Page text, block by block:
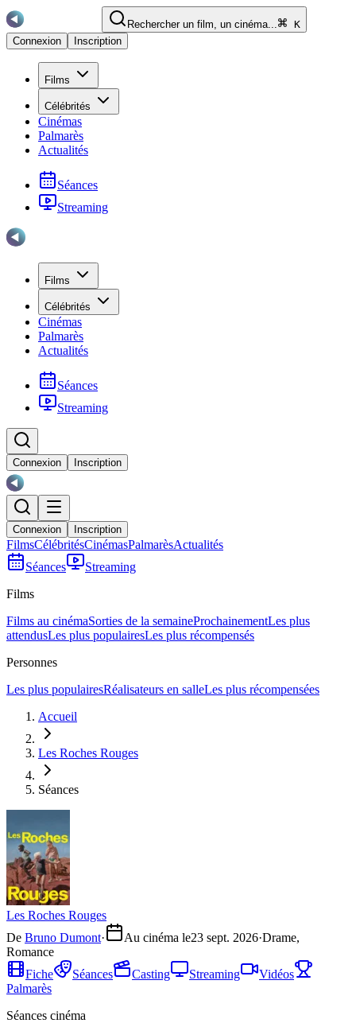
Rechercher un film, un cinéma...
K
Connexion
Inscription
Films
Célébrités
Cinémas
Palmarès
Actualités
Séances
Streaming
Films
Célébrités
Cinémas
Palmarès
Actualités
Séances
Streaming
Connexion Inscription
Connexion Inscription
FilmsCélébritésCinémasPalmarèsActualités
Séances
Streaming
Films
Films au cinémaSorties de la semaineProchainementLes plus
attendusLes plus populairesLes plus récompensés
Personnes
Les plus populairesRéalisateurs en salleLes plus récompensées
Accueil
Les Roches Rouges
Séances
Les Roches Rouges
De Bruno Dumont· Au cinéma le23 sept. 2026·Drame,
Romance
Fiche
Séances Casting Streaming
Vidéos
Palmarès
Séances cinéma